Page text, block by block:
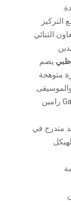
التركيز
الثنائي
يضم
متوهجة
والموسيقى
التصويرية من مؤلف فرقة Game of Thrones رامين
متدرج في